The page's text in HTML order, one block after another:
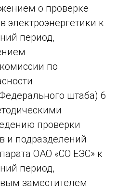
о проверке
электроэнергетики к
период,
по
штаба) 6
проверки
и подразделений
ОАО «СО ЕЭС» к
период,
заместителем